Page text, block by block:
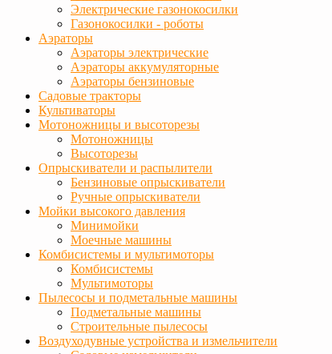
Электрические газонокосилки
Газонокосилки - роботы
Аэраторы
Аэраторы электрические
Аэраторы аккумуляторные
Аэраторы бензиновые
Садовые тракторы
Культиваторы
Мотоножницы и высоторезы
Мотоножницы
Высоторезы
Опрыскиватели и распылители
Бензиновые опрыскиватели
Ручные опрыскиватели
Мойки высокого давления
Минимойки
Моечные машины
Комбисистемы и мультимоторы
Комбисистемы
Мультимоторы
Пылесосы и подметальные машины
Подметальные машины
Строительные пылесосы
Воздуходувные устройства и измельчители